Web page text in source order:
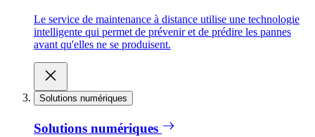
Le service de maintenance à distance utilise une technologie
intelligente qui permet de prévenir et de prédire les pannes
avant qu'elles ne se produisent.
Solutions numériques
Solutions numériques